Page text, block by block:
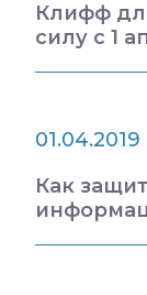
Клифф
силу с 1
01.04.2019
Как